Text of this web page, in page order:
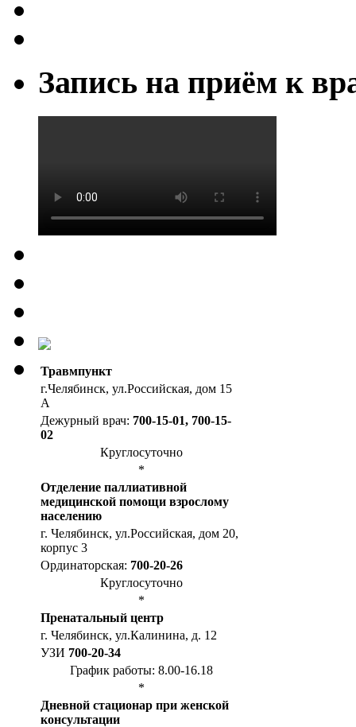
Запись на приём к
Травмпункт
г.Челябинск, ул.Российская, дом 15
А
Дежурный врач: 700-15-01, 700-15-
02
Круглосуточно
*
Отделение паллиативной
медицинской помощи взрослому
населению
г. Челябинск, ул.Российская, дом 20,
корпус 3
Ординаторская: 700-20-26
Круглосуточно
*
Пренатальный центр
г. Челябинск, ул.Калинина, д. 12
УЗИ 700-20-34
График работы: 8.00-16.18
*
Дневной стационар при женской
консультации